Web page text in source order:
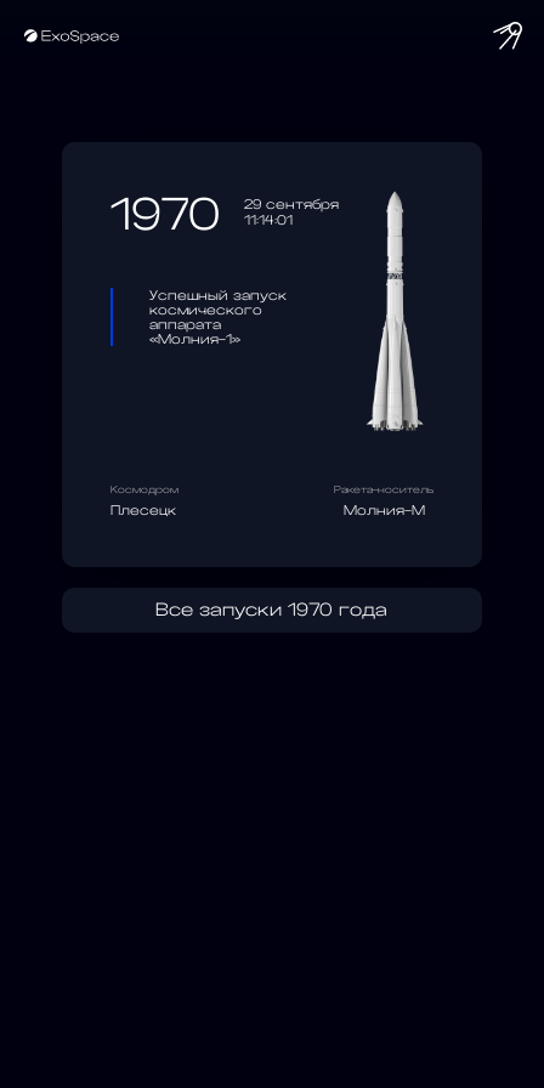
1970
29 сентября
11:14:01
Успешный запуск
космического
аппарата
«Молния-1»
Космодром
Плесецк
Ракета-носитель
Молния-М
Все запуски 1970 года